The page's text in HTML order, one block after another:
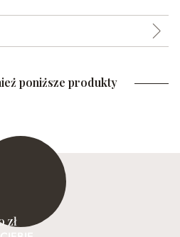
poniższe produkty
zł